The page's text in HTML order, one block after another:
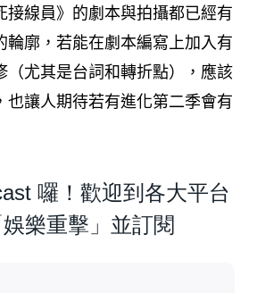
接線員》的劇本與拍攝都已經有
輪廓，若能在劇本編寫上加入有
（尤其是台詞和轉折點），應該
也讓人期待若有進化第二季會有
囉！歡迎到各大平台
樂重擊」並訂閱